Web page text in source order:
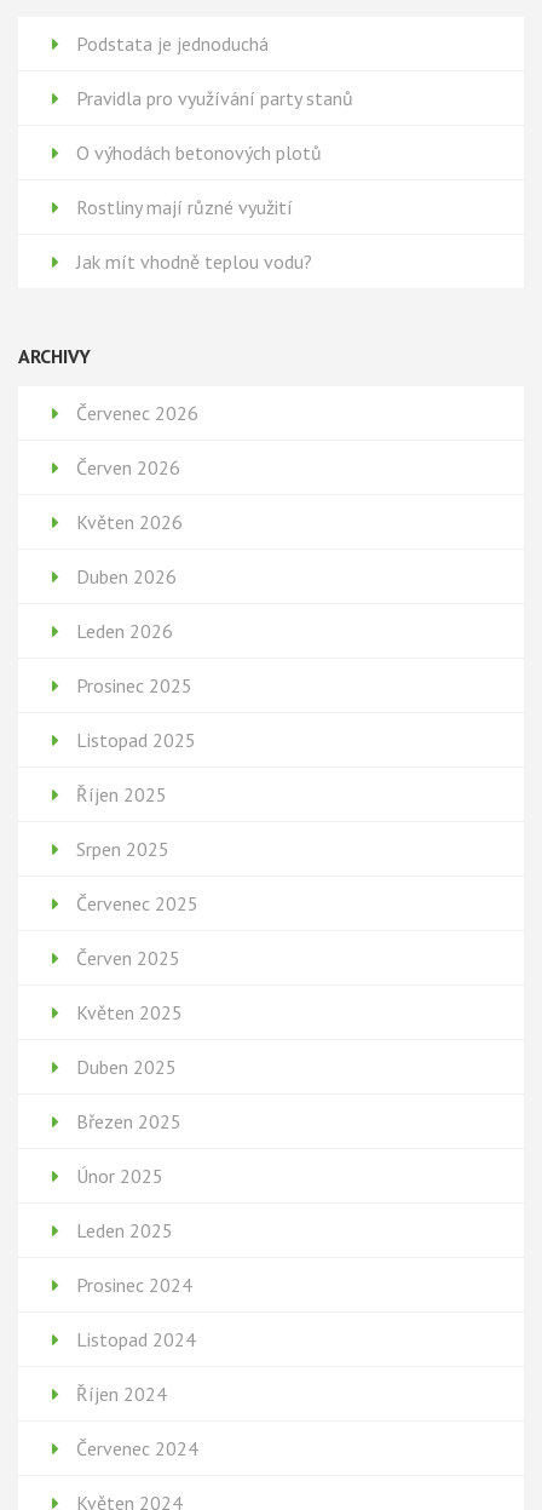
Podstata je jednoduchá
Pravidla pro využívání party stanů
O výhodách betonových plotů
Rostliny mají různé využití
Jak mít vhodně teplou vodu?
ARCHIVY
Červenec 2026
Červen 2026
Květen 2026
Duben 2026
Leden 2026
Prosinec 2025
Listopad 2025
Říjen 2025
Srpen 2025
Červenec 2025
Červen 2025
Květen 2025
Duben 2025
Březen 2025
Únor 2025
Leden 2025
Prosinec 2024
Listopad 2024
Říjen 2024
Červenec 2024
Květen 2024